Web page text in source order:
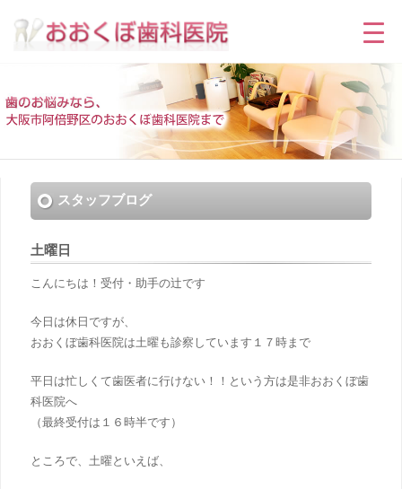
スタッフブログ
土曜日
こんにちは！受付・助手の辻です
今日は休日ですが、
おおくぼ歯科医院は土曜も診察しています １７時まで
平日は忙しくて歯医者に行けない！！という方は是非おおくぼ歯
科医院へ
（最終受付は１６時半です）
ところで、土曜といえば、